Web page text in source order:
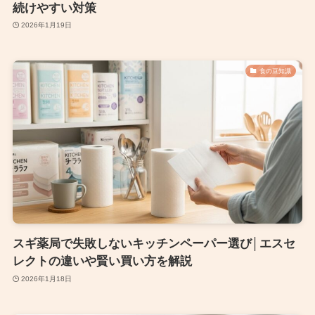
続けやすい対策
2026年1月19日
食の豆知識
スギ薬局で失敗しないキッチンペーパー選び│エスセ
レクトの違いや賢い買い方を解説
2026年1月18日